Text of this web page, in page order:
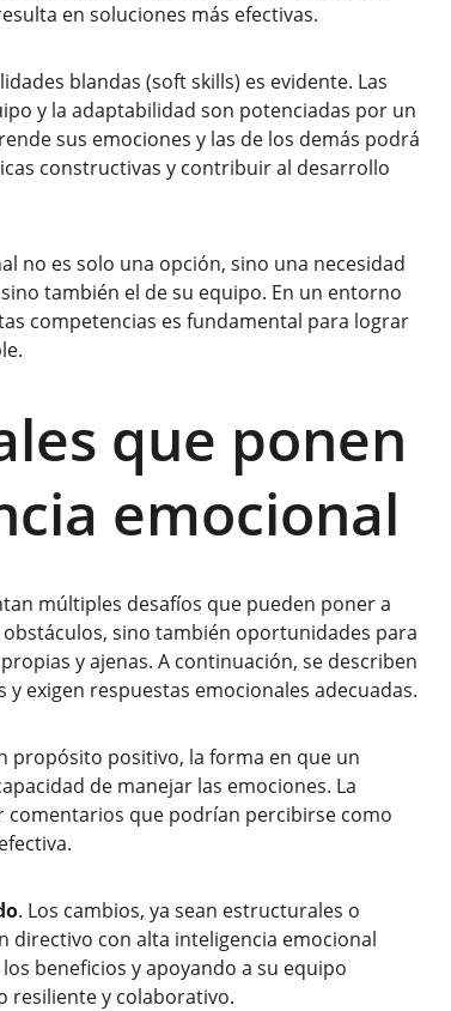
en soluciones más efectivas.
blandas (soft skills) es evidente. Las
y la adaptabilidad son potenciadas por un
sus emociones y las de los demás podrá
constructivas y contribuir al desarrollo
no es solo una opción, sino una necesidad
también el de su equipo. En un entorno
competencias es fundamental para lograr
que ponen
emocional
múltiples desafíos que pueden poner a
sino también oportunidades para
y ajenas. A continuación, se describen
exigen respuestas emocionales adecuadas.
propósito positivo, la forma en que un
de manejar las emociones. La
que podrían percibirse como
. Los cambios, ya sean estructurales o
directivo con alta inteligencia emocional
beneficios y apoyando a su equipo
resiliente y colaborativo.